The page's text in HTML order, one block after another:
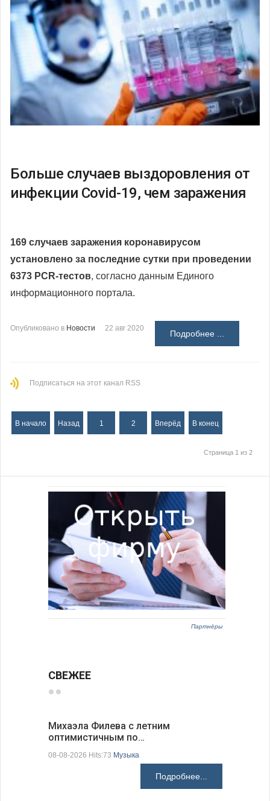
Больше случаев выздоровления от
инфекции Covid-19, чем заражения
169 случаев заражения коронавирусом
установлено за последние сутки при проведении
6373 PCR-тестов, согласно данным Единого
информационного портала.
Опубликовано в Новости 22 авг 2020
Подробнее ...
Подписаться на этот канал RSS
В начало Назад 1 2 Вперёд В конец
Страница 1 из 2
Партнёры
СВЕЖЕЕ
Михаэла Филева с летним
оптимистичным по…
08-08-2026 Hits:73 Музыка
Подробнее...